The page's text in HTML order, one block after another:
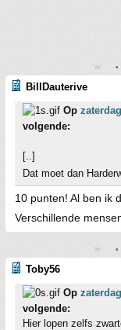
BillDauterive
Op
volgende:
[..]
Dat moet dan
10 punten! Al ben ik
Verschillende
Toby56
Op
volgende:
Hier lopen zelfs